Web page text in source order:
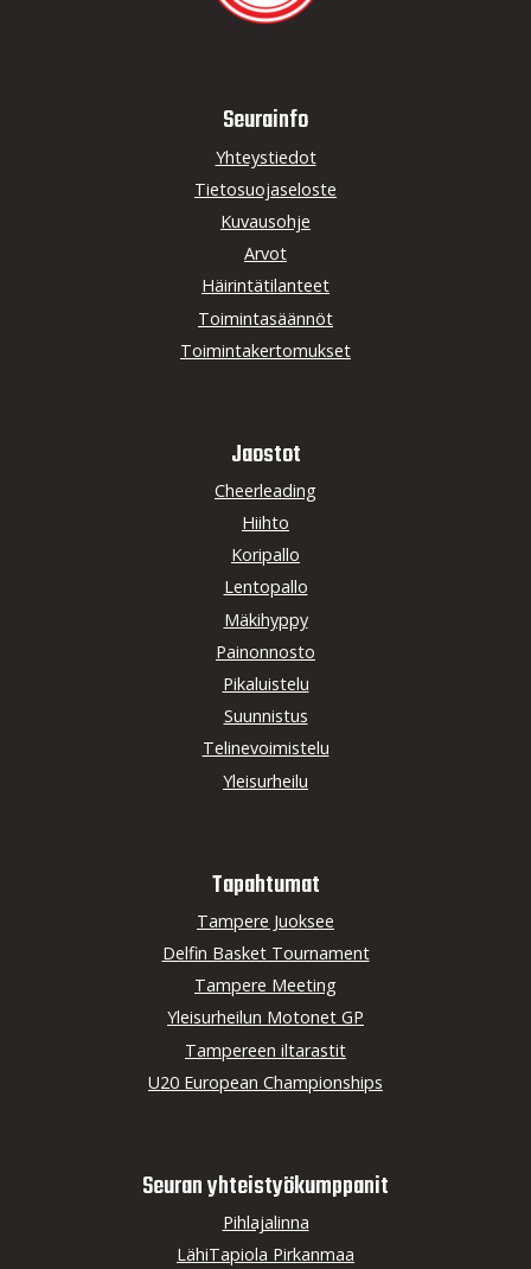
Seurainfo
Yhteystiedot
Tietosuojaseloste
Kuvausohje
Arvot
Häirintätilanteet
Toimintasäännöt
Toimintakertomukset
Jaostot
Cheerleading
Hiihto
Koripallo
Lentopallo
Mäkihyppy
Painonnosto
Pikaluistelu
Suunnistus
Telinevoimistelu
Yleisurheilu
Tapahtumat
Tampere Juoksee
Delfin Basket Tournament
Tampere Meeting
Yleisurheilun Motonet GP
Tampereen iltarastit
U20 European Championships
Seuran yhteistyö­kumppanit
Pihlajalinna
LähiTapiola Pirkanmaa